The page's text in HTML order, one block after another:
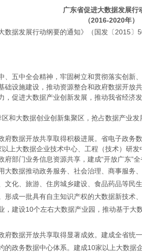
广东省促进大数据发展行
（2016-2020年）
数据发展行动纲要的通知》（国发〔2015
五中全会精神，牢固树立和贯彻落实创新
设施建设，推动资源整合和政府数据开放
促进大数据产业创新发展，推动我省经济
和大数据创业创新集聚区，抢占数据产业
数据开放共享取得积极进展。省电子政务
上大数据企业技术中心、工程（技术）研
部门业务信息资源共享，建成“开放广东”
数据推动政务服务、社会治理、商事服务
化、旅游、住房城乡建设、食品药品等民
成一批具有自主知识产权的大数据新技术
，建设10个左右大数据产业园，推动基于大
数据开放共享取得显著成效。建成全省统
的政务数据中心体系。建成10家以上大数